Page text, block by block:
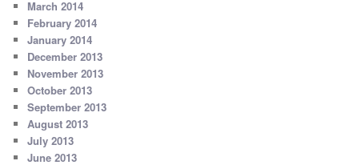
March 2014
February 2014
January 2014
December 2013
November 2013
October 2013
September 2013
August 2013
July 2013
June 2013